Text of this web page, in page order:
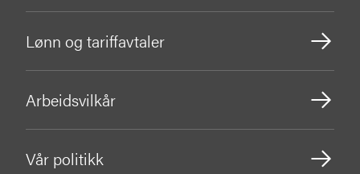
Lønn og tariffavtaler
Arbeidsvilkår
Vår politikk